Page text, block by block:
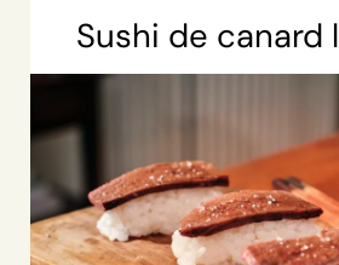
Sushi de canard